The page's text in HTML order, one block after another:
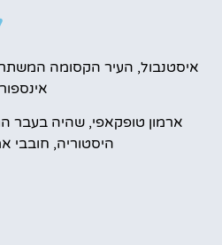
לחצו
איסטנבול, העיר הקסומה
ארמון טופקאפי, שהיה בעבר
היסטוריה, חובבי